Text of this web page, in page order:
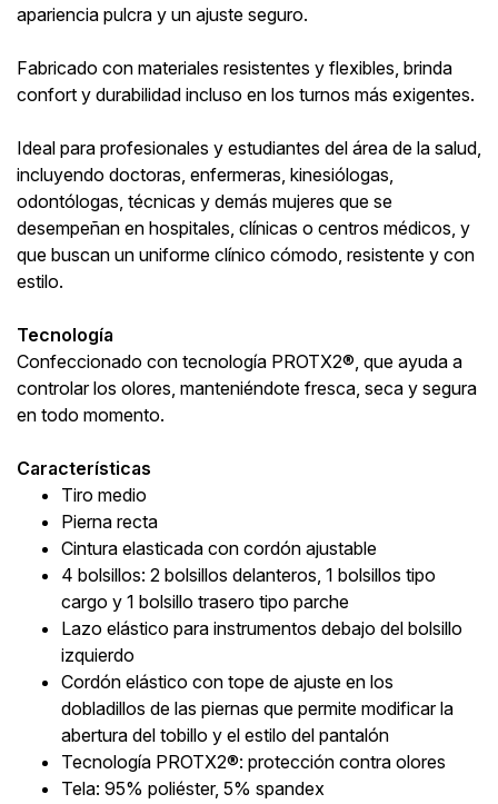
apariencia pulcra y un ajuste seguro.
Fabricado con materiales resistentes y flexibles, brinda
confort y durabilidad incluso en los turnos más exigentes.
Ideal para profesionales y estudiantes del área de la salud,
incluyendo doctoras, enfermeras, kinesiólogas,
odontólogas, técnicas y demás mujeres que se
desempeñan en hospitales, clínicas o centros médicos, y
que buscan un uniforme clínico cómodo, resistente y con
estilo.
Tecnología
Confeccionado con tecnología PROTX2®, que ayuda a
controlar los olores, manteniéndote fresca, seca y segura
en todo momento.
Características
Tiro medio
Pierna recta
Cintura elasticada con cordón ajustable
4 bolsillos: 2 bolsillos delanteros, 1 bolsillos tipo
cargo y 1 bolsillo trasero tipo parche
Lazo elástico para instrumentos debajo del bolsillo
izquierdo
Cordón elástico con tope de ajuste en los
dobladillos de las piernas que permite modificar la
abertura del tobillo y el estilo del pantalón
Tecnología PROTX2®: protección contra olores
Tela: 95% poliéster, 5% spandex